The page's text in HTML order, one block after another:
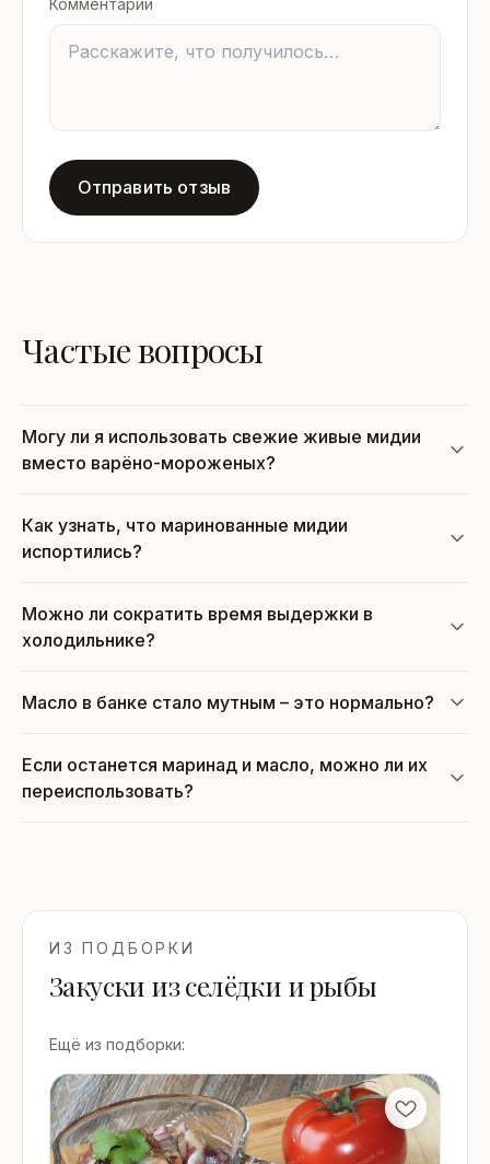
Отправить отзыв
Частые вопросы
Могу ли я использовать свежие живые мидии
вместо варёно-мороженых?
Как узнать, что маринованные мидии
испортились?
Можно ли сократить время выдержки в
холодильнике?
Масло в банке стало мутным – это нормально?
Если останется маринад и масло, можно ли их
переиспользовать?
ИЗ ПОДБОРКИ
Закуски из селёдки и рыбы
Ещё из подборки: